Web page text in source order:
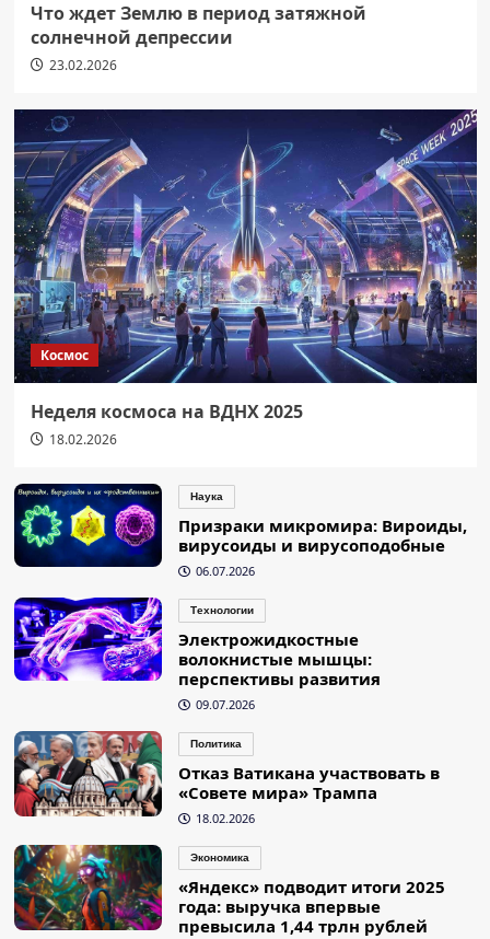
Что ждет Землю в период затяжной
солнечной депрессии
23.02.2026
Космос
Неделя космоса на ВДНХ 2025
18.02.2026
Наука
Призраки микромира: Вироиды,
вирусоиды и вирусоподобные
06.07.2026
Технологии
Электрожидкостные
волокнистые мышцы:
перспективы развития
09.07.2026
Политика
Отказ Ватикана участвовать в
«Совете мира» Трампа
18.02.2026
Экономика
«Яндекс» подводит итоги 2025
года: выручка впервые
превысила 1,44 трлн рублей